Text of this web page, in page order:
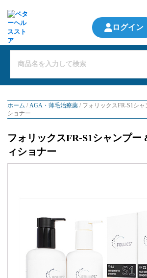
ログイン
ホーム /AGA・薄毛治療薬 / フォリックスFR-S1シ
ショナー
フォリックスFR-S1シャンプー
ィショナー